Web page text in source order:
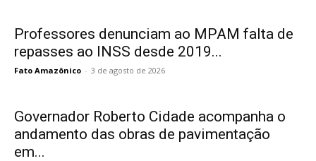
Professores denunciam ao MPAM falta de
repasses ao INSS desde 2019...
Fato Amazônico - 3 de agosto de 2026
Governador Roberto Cidade acompanha o
andamento das obras de pavimentação
em...